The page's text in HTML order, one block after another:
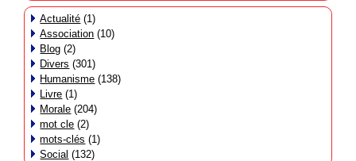
Actualité (1)
Association (10)
Blog (2)
Divers (301)
Humanisme (138)
Livre (1)
Morale (204)
mot cle (2)
mots-clés (1)
Social (132)